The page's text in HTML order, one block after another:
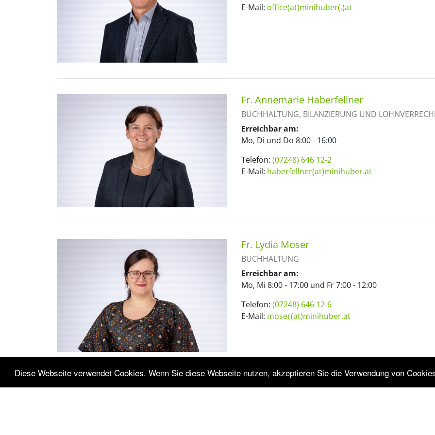
Diese Webseite verwendet Cookies. Wenn Sie diese Webseite nutzen, akzeptieren Sie die Verwendung von
E-Mail: office(at)minihuber(.)at
Fr. Annemarie Haberfellner
BUCHHALTUNG, BILANZIERUNG UND
Erreichbar am:
Mo, Di und Do 8:00 - 16:00
Telefon: (07248) 646 12-2
E-Mail: haberfellner(at)minihuber.at
Fr. Lydia Moser
BUCHHALTUNG
Erreichbar am:
Mo, Mi 8:00 - 17:00 und Fr 7:00 - 12:00
Telefon: (07248) 646 12-6
E-Mail: moser(at)minihuber.at
Fr. Regina Waselmayr